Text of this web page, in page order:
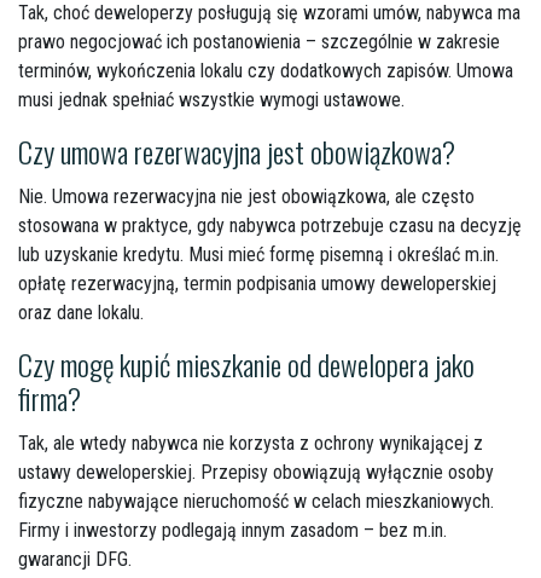
Tak, choć deweloperzy posługują się wzorami umów, nabywca ma
prawo negocjować ich postanowienia – szczególnie w zakresie
terminów, wykończenia lokalu czy dodatkowych zapisów. Umowa
musi jednak spełniać wszystkie wymogi ustawowe.
Czy umowa rezerwacyjna jest obowiązkowa?
Nie. Umowa rezerwacyjna nie jest obowiązkowa, ale często
stosowana w praktyce, gdy nabywca potrzebuje czasu na decyzję
lub uzyskanie kredytu. Musi mieć formę pisemną i określać m.in.
opłatę rezerwacyjną, termin podpisania umowy deweloperskiej
oraz dane lokalu.
Czy mogę kupić mieszkanie od dewelopera jako
firma?
Tak, ale wtedy nabywca nie korzysta z ochrony wynikającej z
ustawy deweloperskiej. Przepisy obowiązują wyłącznie osoby
fizyczne nabywające nieruchomość w celach mieszkaniowych.
Firmy i inwestorzy podlegają innym zasadom – bez m.in.
gwarancji DFG.